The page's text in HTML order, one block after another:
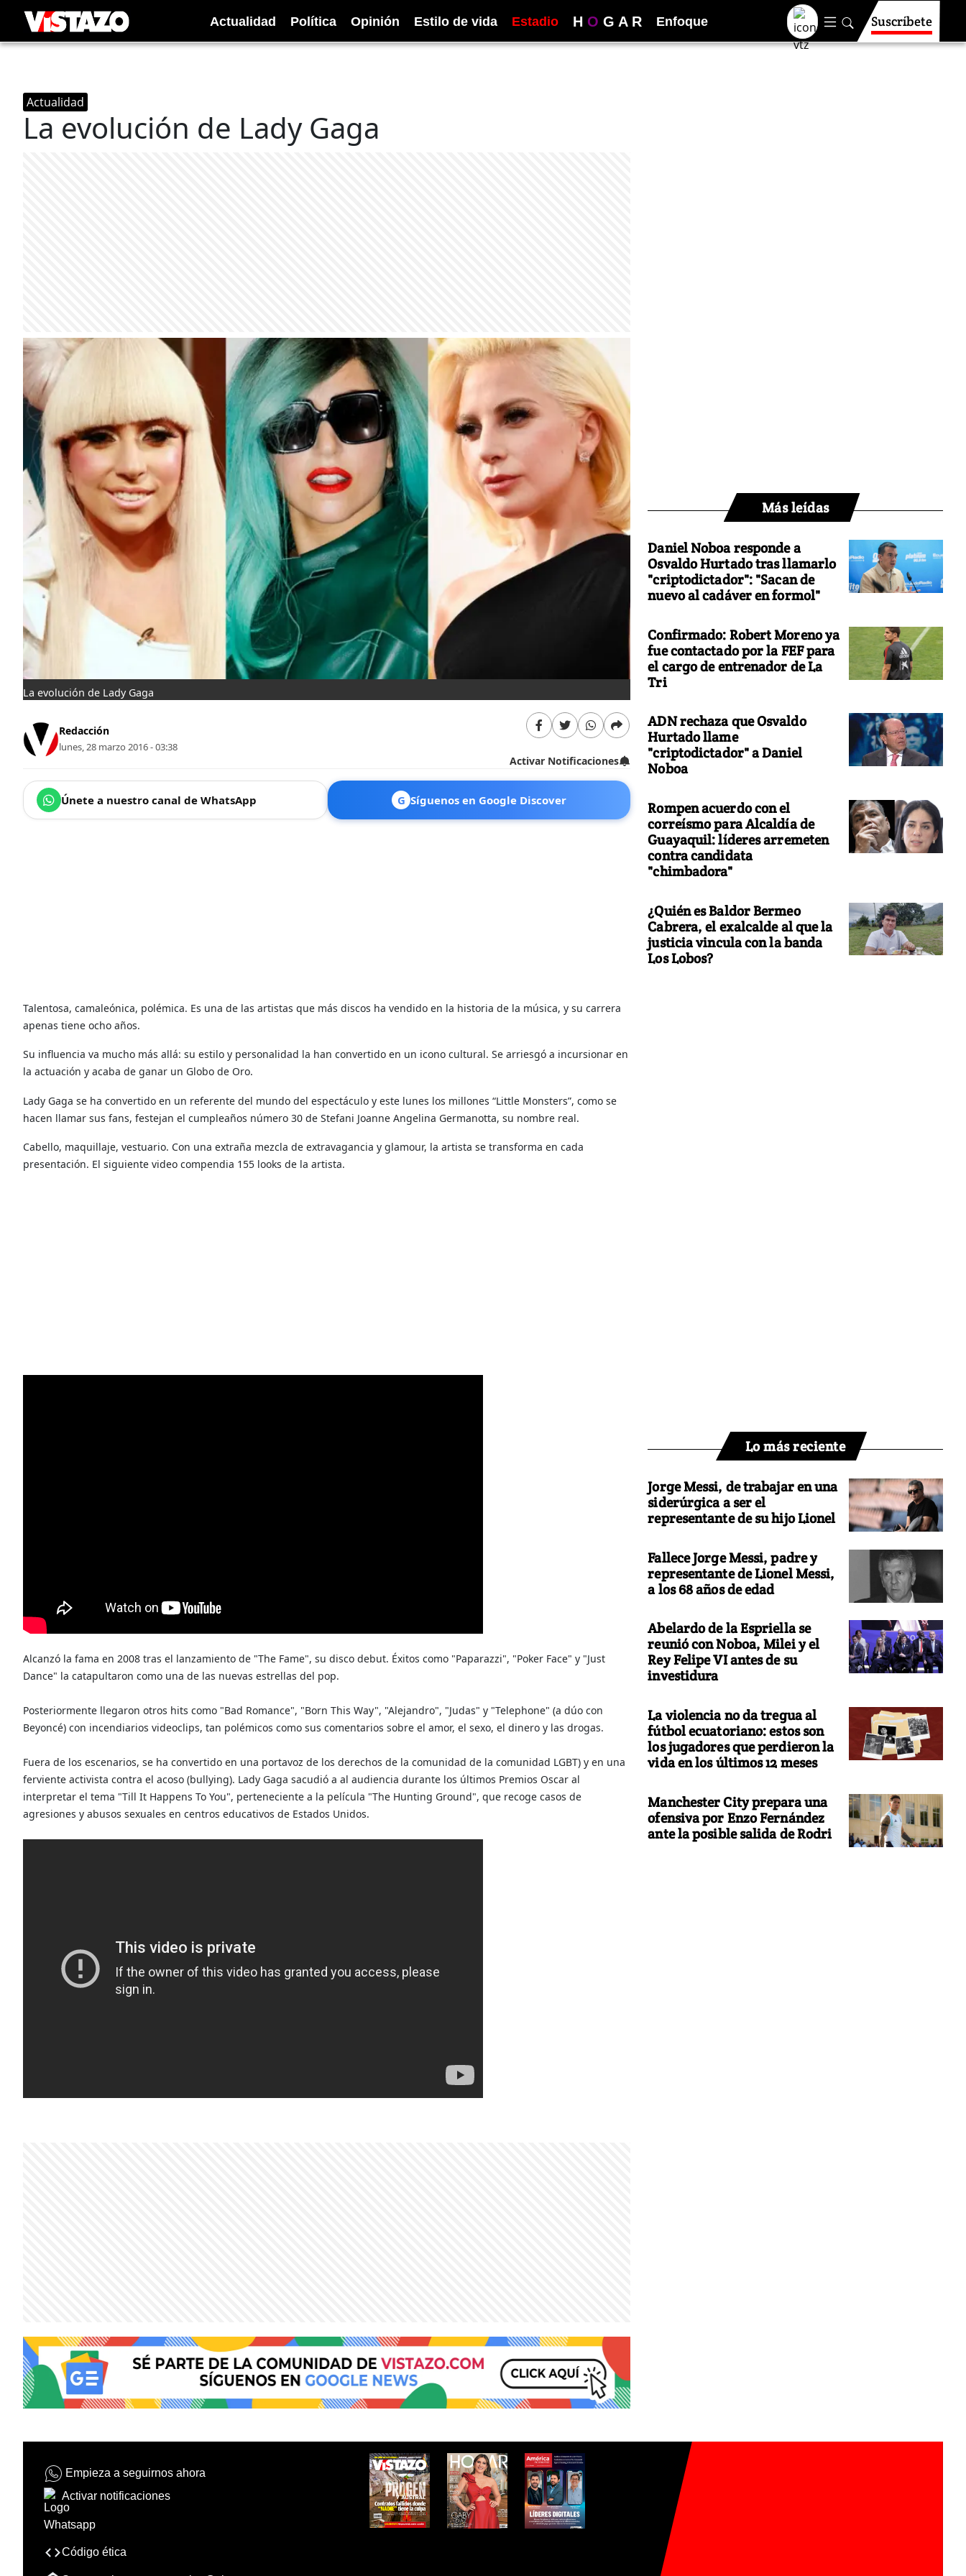
Actualidad Política Opinión Estilo de vida Estadio H O G A R Enfoque Suscríbete
Actualidad
La evolución de Lady Gaga
La evolución de Lady Gaga
Redacción
lunes, 28 marzo 2016 - 03:38
Activar Notificaciones
Únete a nuestro canal de WhatsApp G Síguenos en Google Discover
Talentosa, camaleónica, polémica. Es una de las artistas que más discos ha vendido en la historia de la música, y su carrera
apenas tiene ocho años.
Su influencia va mucho más allá: su estilo y personalidad la han convertido en un icono cultural. Se arriesgó a incursionar en
la actuación y acaba de ganar un Globo de Oro.
Lady Gaga se ha convertido en un referente del mundo del espectáculo y este lunes los millones “Little Monsters”, como se
hacen llamar sus fans, festejan el cumpleaños número 30 de Stefani Joanne Angelina Germanotta, su nombre real.
Cabello, maquillaje, vestuario. Con una extraña mezcla de extravagancia y glamour, la artista se transforma en cada
presentación. El siguiente video compendia 155 looks de la artista.
Alcanzó la fama en 2008 tras el lanzamiento de "The Fame", su disco debut. Éxitos como "Paparazzi", "Poker Face" y "Just
Dance" la catapultaron como una de las nuevas estrellas del pop.
Posteriormente llegaron otros hits como "Bad Romance", "Born This Way", "Alejandro", "Judas" y "Telephone" (a dúo con
Beyoncé) con incendiarios videoclips, tan polémicos como sus comentarios sobre el amor, el sexo, el dinero y las drogas.
Fuera de los escenarios, se ha convertido en una portavoz de los derechos de la comunidad de la comunidad LGBT) y en una
ferviente activista contra el acoso (bullying). Lady Gaga sacudió a al audiencia durante los últimos Premios Oscar al
interpretar el tema "Till It Happens To You", perteneciente a la película "The Hunting Ground", que recoge casos de
agresiones y abusos sexuales en centros educativos de Estados Unidos.
Más leídas
Daniel Noboa responde a
Osvaldo Hurtado tras llamarlo
"criptodictador": "Sacan de
nuevo al cadáver en formol"
Confirmado: Robert Moreno ya
fue contactado por la FEF para
el cargo de entrenador de La
Tri
ADN rechaza que Osvaldo
Hurtado llame
"criptodictador" a Daniel
Noboa
Rompen acuerdo con el
correísmo para Alcaldía de
Guayaquil: líderes arremeten
contra candidata
"chimbadora"
¿Quién es Baldor Bermeo
Cabrera, el exalcalde al que la
justicia vincula con la banda
Los Lobos?
Lo más reciente
Jorge Messi, de trabajar en una
siderúrgica a ser el
representante de su hijo Lionel
Fallece Jorge Messi, padre y
representante de Lionel Messi,
a los 68 años de edad
Abelardo de la Espriella se
reunió con Noboa, Milei y el
Rey Felipe VI antes de su
investidura
La violencia no da tregua al
fútbol ecuatoriano: estos son
los jugadores que perdieron la
vida en los últimos 12 meses
Manchester City prepara una
ofensiva por Enzo Fernández
ante la posible salida de Rodri
Empieza a seguirnos ahora
Activar notificaciones
Código ética